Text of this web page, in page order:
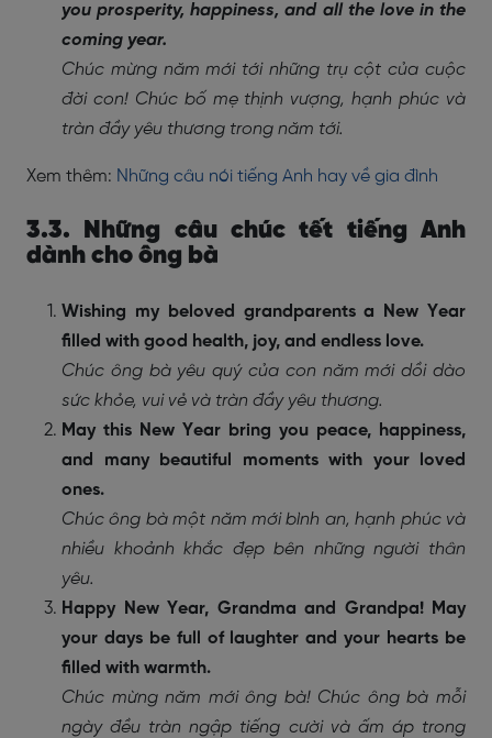
you prosperity, happiness, and all the love in the
coming year.
Chúc mừng năm mới tới những trụ cột của cuộc
đời con! Chúc bố mẹ thịnh vượng, hạnh phúc và
tràn đầy yêu thương trong năm tới.
Xem thêm: Những câu nói tiếng Anh hay về gia đình
3.3. Những câu chúc tết tiếng Anh
dành cho ông bà
Wishing my beloved grandparents a New Year
filled with good health, joy, and endless love.
Chúc ông bà yêu quý của con năm mới dồi dào
sức khỏe, vui vẻ và tràn đầy yêu thương.
May this New Year bring you peace, happiness,
and many beautiful moments with your loved
ones.
Chúc ông bà một năm mới bình an, hạnh phúc và
nhiều khoảnh khắc đẹp bên những người thân
yêu.
Happy New Year, Grandma and Grandpa! May
your days be full of laughter and your hearts be
filled with warmth.
Chúc mừng năm mới ông bà! Chúc ông bà mỗi
ngày đều tràn ngập tiếng cười và ấm áp trong